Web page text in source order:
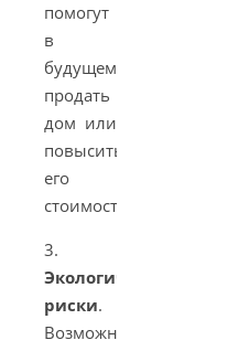
помогут
в
будущем
продать
дом или
повысить
его
стоимость.
3.
Экологические
риски.
Возможно,